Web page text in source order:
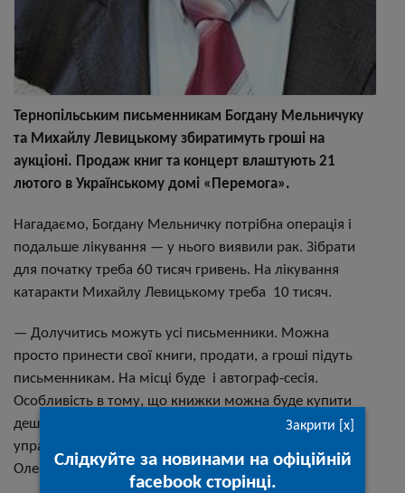
Тернопільським письменникам Богдану Мельничуку
та Михайлу Левицькому збиратимуть гроші на
аукціоні. Продаж книг та концерт влаштують 21
лютого в Українському домі «Перемога».
Нагадаємо, Богдану Мельничку потрібна операція і
подальше лікування — у нього виявили рак. Зібрати
для початку треба 60 тисяч гривень. На лікування
катаракти Михайлу Левицькому треба 10 тисяч.
— Долучитись можуть усі письменники. Можна
просто принести свої книги, продати, а гроші підуть
письменникам. На місці буде і автограф-сесія.
Особливість в тому, що книжки можна буде купити
дешевше, ніж у книгарнях, — розповів начальник
управління культури та мистецтв міської ради
Олександр Смик.
Закрити [x]
Слідкуйте за новинами на офіційній
facebook сторінці.